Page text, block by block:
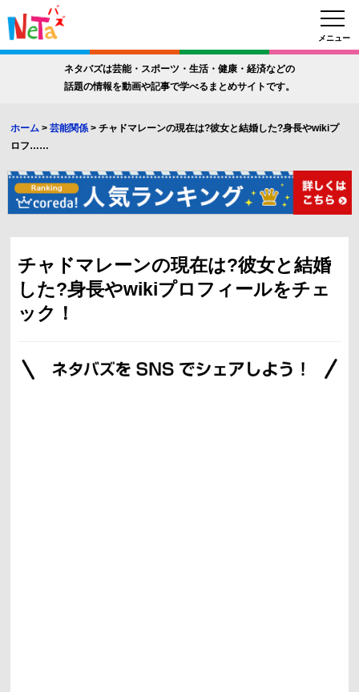
メニュー
ネタバズは芸能・スポーツ・生活・健康・経済などの
話題の情報を動画や記事で学べるまとめサイトです。
ホーム >芸能関係 >チャドマレーンの現在は?彼女と結婚した?身長やwikiプ
ロフ……
チャドマレーンの現在は?彼女と結婚
した?身長やwikiプロフィールをチェ
ック！